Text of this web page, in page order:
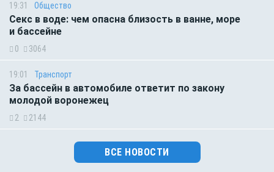
19:31 Общество
Секс в воде: чем опасна близость в ванне, море
и бассейне
0 3064
19:01 Транспорт
За бассейн в автомобиле ответит по закону
молодой воронежец
2 2144
ВСЕ НОВОСТИ